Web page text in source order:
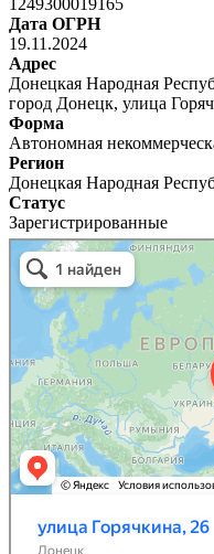
Дата ОГРН
19.11.2024
Адрес
Донецкая Народная
город Донецк, улица
Форма
Автономная
Регион
Донецкая Народная
Статус
Зарегистрированные